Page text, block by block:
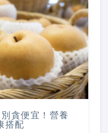
別貪便宜！營養
搭配